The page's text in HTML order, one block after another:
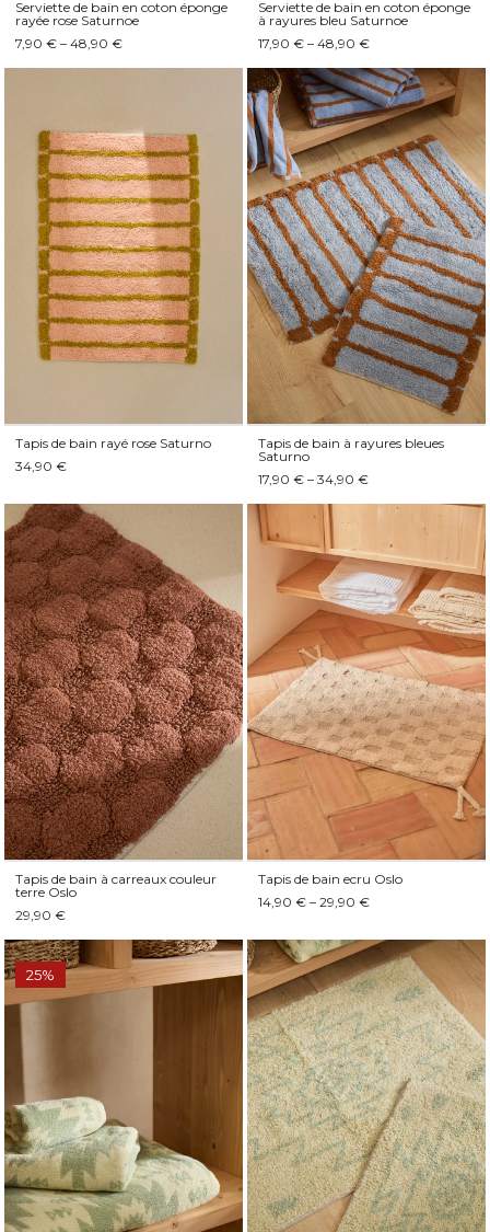
Serviette de bain en coton éponge
rayée rose Saturnoe
7,90 € – 48,90 €
Serviette de bain en coton éponge
à rayures bleu Saturnoe
17,90 € – 48,90 €
Tapis de bain rayé rose Saturno
34,90 €
Tapis de bain à rayures bleues
Saturno
17,90 € – 34,90 €
Tapis de bain à carreaux couleur
terre Oslo
29,90 €
Tapis de bain ecru Oslo
14,90 € – 29,90 €
25%